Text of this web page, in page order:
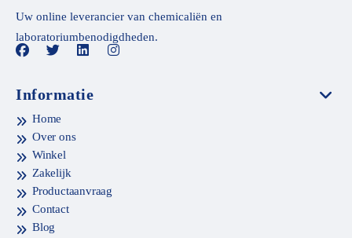
Uw online leverancier van chemicaliën en
laboratoriumbenodigdheden.
Informatie
Home
Over ons
Winkel
Zakelijk
Productaanvraag
Contact
Blog